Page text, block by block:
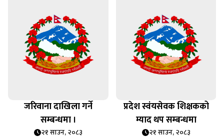
जरिवाना दाखिला गर्ने
सम्बन्धमा ।
२१ साउन, २०८३
प्रदेश स्वंयसेवक शिक्षकको
म्याद थप सम्बन्धमा
२१ साउन, २०८३